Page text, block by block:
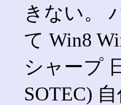
きない。
て Win8
シャープ
SOTEC)